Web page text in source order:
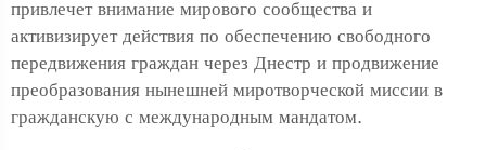
привлечет внимание мирового сообщества и
активизирует действия по обеспечению свободного
передвижения граждан через Днестр и продвижение
преобразования нынешней миротворческой миссии в
гражданскую с международным мандатом.